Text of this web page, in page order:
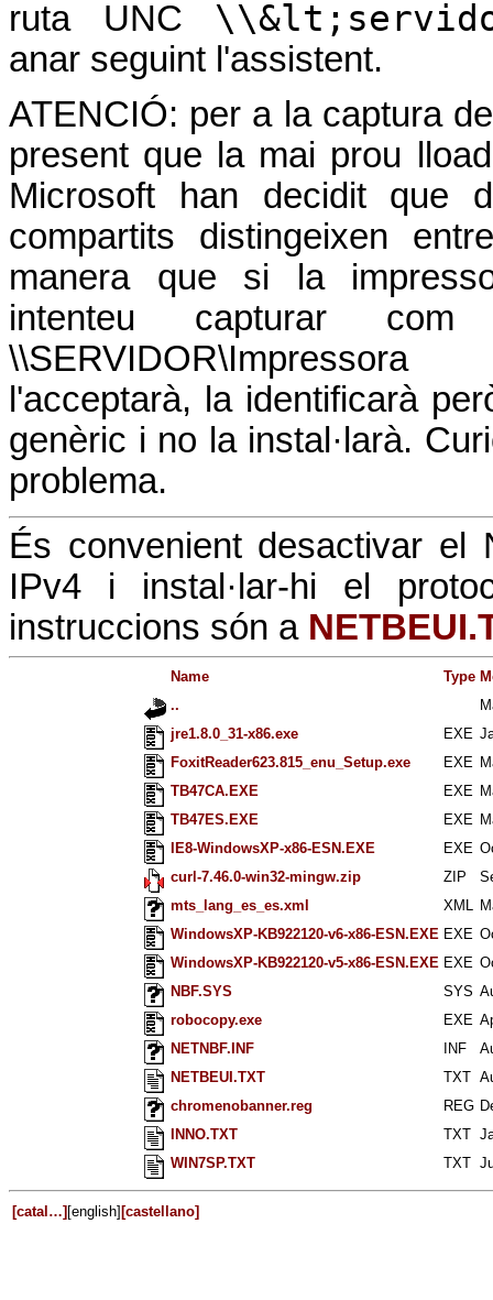
ruta UNC
anar seguint l'assistent.
ATENCIÓ: per a la captura
present que la mai prou
Microsoft han decidit que
compartits distingeixen
manera que si la
intenteu capturar com
l'acceptarà, la identificarà
genèric i no la instal·larà.
problema.
És convenient desactivar el
IPv4 i instal·lar-hi el
instruccions són a
Name Type
..
jre1.8.0_31-x86.exe
EXE
FoxitReader623.815_enu_Setup.exe
EXE
TB47CA.EXE
EXE
TB47ES.EXE
EXE
IE8-WindowsXP-x86-ESN.EXE
EXE
curl-7.46.0-win32-mingw.zip
ZIP
mts_lang_es_es.xml
XML
WindowsXP-KB922120-v6-x86-ESN.EXE EXE
WindowsXP-KB922120-v5-x86-ESN.EXE EXE
NBF.SYS
SYS
robocopy.exe
EXE
NETNBF.INF
INF
NETBEUI.TXT
TXT
chromenobanner.reg
REG
INNO.TXT
TXT
WIN7SP.TXT
TXT
[catal…][english][castellano]